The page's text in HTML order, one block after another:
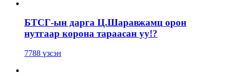
БТСГ-ын дарга Ц.Шаравжамц орон
нутгаар корона тараасан уу!?
7788 үзсэн